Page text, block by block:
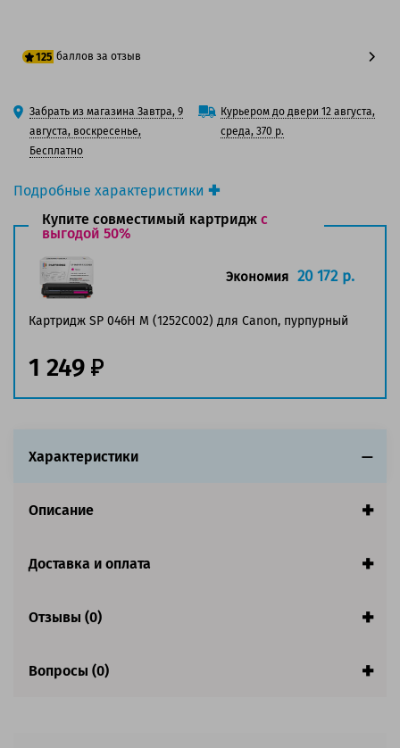
Подробные характеристики
Производитель принтера:Canon
Производитель:Canon
Вид товара:
Оригинальность:
Оригинальный
Цвет:Пурпурный
Ресурс:5 000 страниц формата А4 при 5%
Совместим с аппаратами
125 баллов за отзыв
100 баллов
125 баллов
Забрать из магазина Завтра, 9
августа, воскресенье,
Бесплатно
Курьером до двери 12 августа,
среда, 370 р.
Купите совместимый картридж с
выгодой 50%
Картридж SP 046H M (1252C002) для Canon, пурпурный
Экономия 20 172 р.
1 249
Характеристики
Описание
Доставка и оплата
Отзывы (0)
Вопросы (0)